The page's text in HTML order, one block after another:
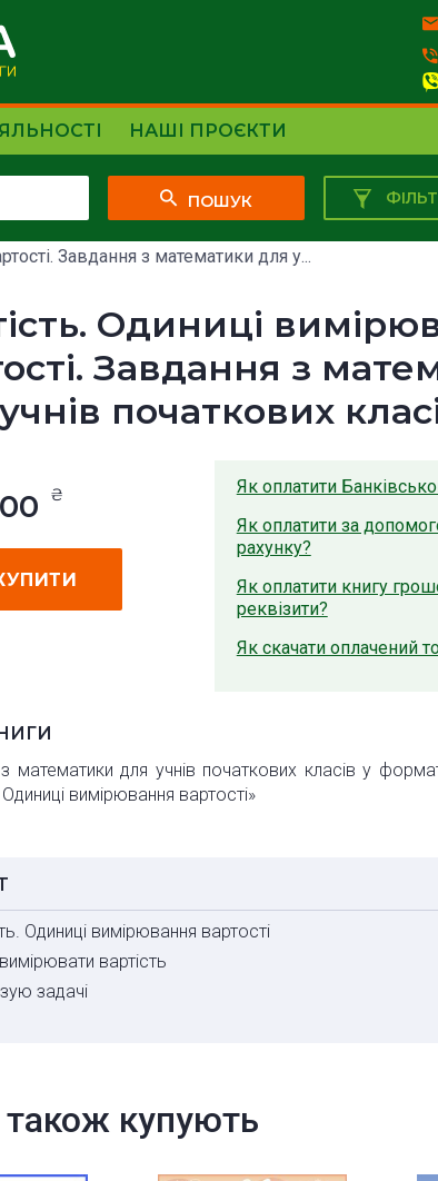
НАШІ ПРОЄКТИ
ПОШУК
Завдання з математики для у...
Одиниці
Завдання з
початкових
₴
Як оплатити
Як оплатити за
рахунку?
Як оплатити книгу
реквізити?
Як скачати оплачений
математики для учнів початкових класів у
Одиниці вимірювання вартості»
Одиниці вимірювання вартості
вартість
задачі
купують